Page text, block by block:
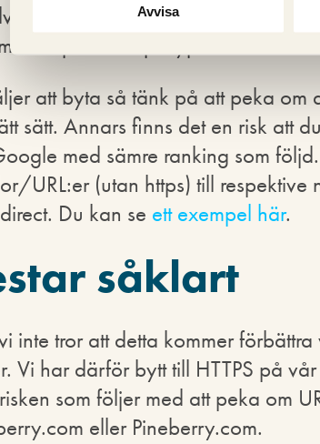
Avvisa
inte något fel med HTTPS
på din sajt krypterar du
att byta så tänk på att peka om
sätt. Annars finns det en risk att du
med sämre ranking som
URL:er (utan https) till respektive
Du kan se ett exempel här.
såklart
inte tror att detta kommer
Vi har därför bytt till HTTPS på
som följer med att peka om
eller Pineberry.com.